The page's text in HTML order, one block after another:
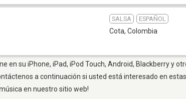
SALSA ESPAÑOL
Cota, Colombia
en su iPhone, iPad, iPod Touch, Android, Blackberry y
a continuación si usted está interesado en
en nuestro sitio web!